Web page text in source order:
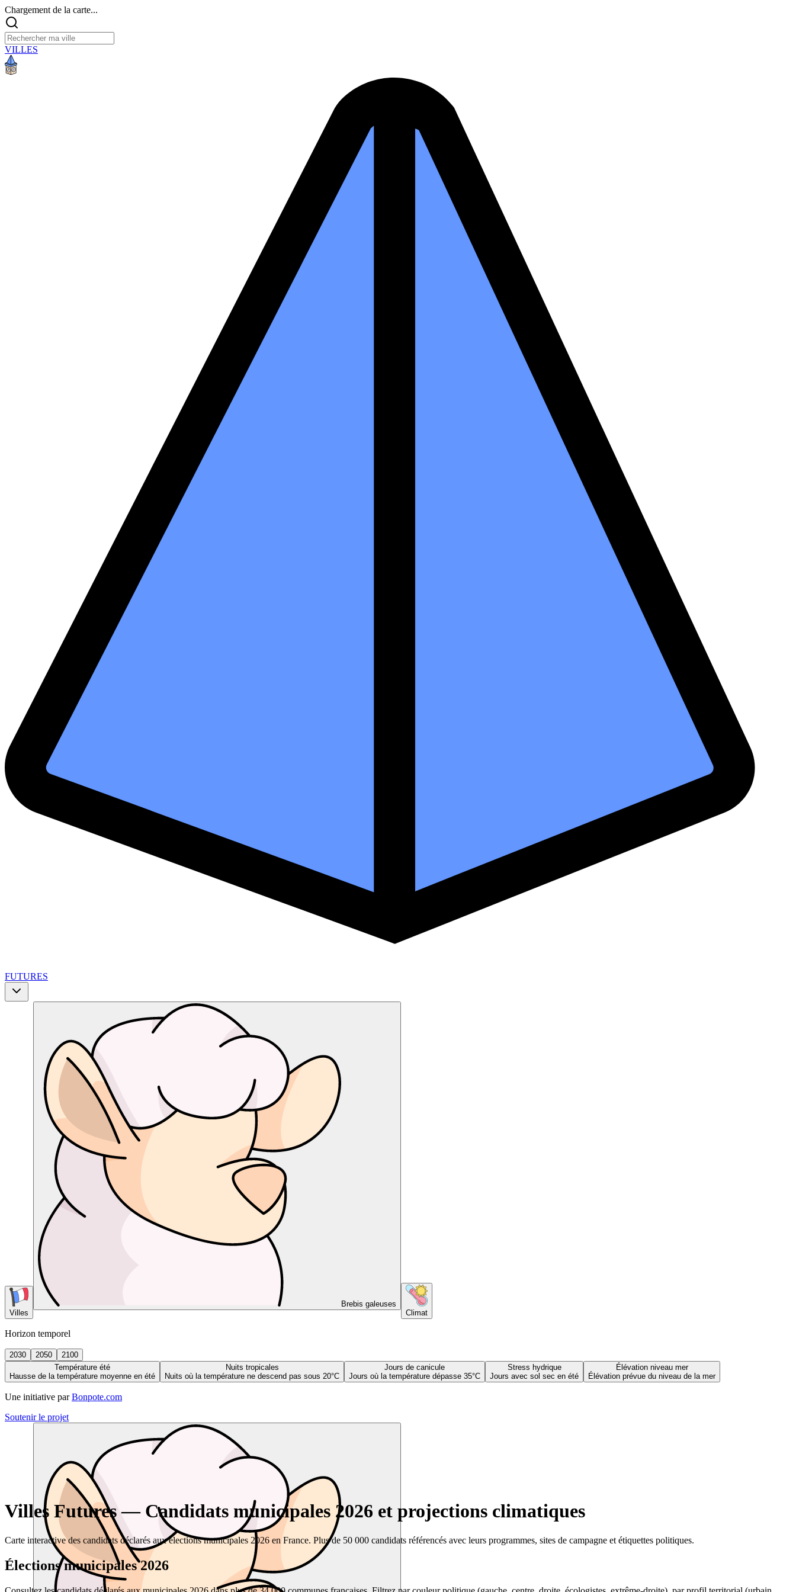
Chargement de la carte...
VILLES
FUTURES
Villes
Brebis galeuses
Climat
Horizon temporel
2030 2050
2100
Température été
Hausse de la température moyenne en été
Nuits tropicales
Nuits où la température ne descend pas sous 20°C
Jours de canicule
Jours où la température dépasse 35°C
Stress hydrique
Jours avec sol sec en été
Élévation niveau mer
Élévation prévue du niveau de la mer
Une initiative par Bonpote.com
Soutenir le projet
Villes Futures — Candidats municipales 2026 et projections climatiques
Carte interactive des candidats déclarés aux élections municipales 2026 en France. Plus de 50 000 candidats référencés avec leurs programmes, sites de campagne et étiquettes politiques.
Élections municipales 2026